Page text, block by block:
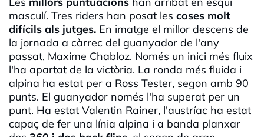
masculí. Tres riders han posat les coses molt
difícils als jutges. En imatge el millor descens de
la jornada a càrrec del guanyador de l'any
passat, Maxime Chabloz. Només un inici més fluix
l'ha apartat de la victòria. La ronda més fluida i
alpina ha estat per a Ross Tester, segon amb 90
punts. El guanyador només l'ha superat per un
punt. Ha estat Valentin Rainer, l'austríac ha estat
capaç de fer una línia alpina i a banda planxar